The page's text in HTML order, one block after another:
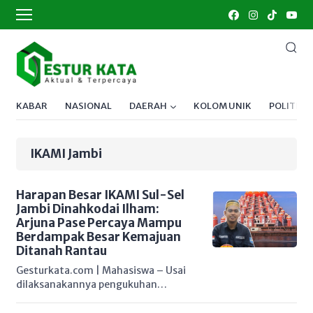
KABAR NASIONAL DAERAH KOLOM UNIK POLITIK
IKAMI Jambi
Harapan Besar IKAMI Sul-Sel
Jambi Dinahkodai Ilham:
Arjuna Pase Percaya Mampu
Berdampak Besar Kemajuan
Ditanah Rantau
Gesturkata.com | Mahasiswa – Usai
dilaksanakannya pengukuhan